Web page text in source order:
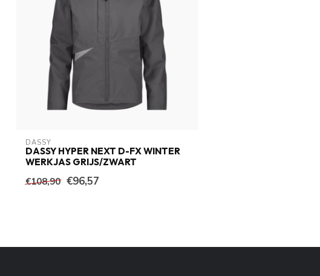
DASSY
DASSY HYPER NEXT D-FX WINTER
WERKJAS GRIJS/ZWART
€108,90 €96,57